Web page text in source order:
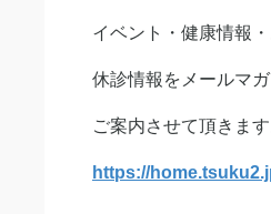
イベント・健康情報
休診情報をメールマ
ご案内させて頂きます
https://